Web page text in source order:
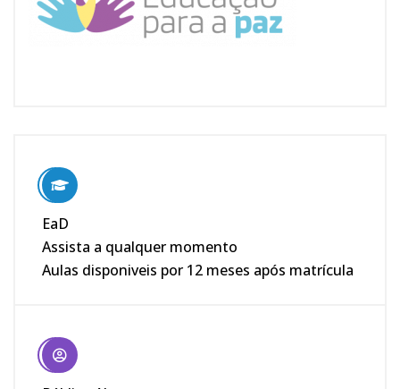
EaD
Assista a qualquer momento
Aulas disponiveis por 12 meses após matrícula